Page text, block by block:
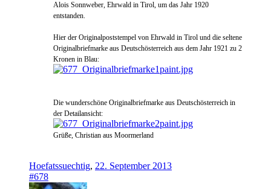
Alois Sonnweber, Ehrwald in Tirol, um das Jahr 1920
entstanden.
Hier der Originalpoststempel von Ehrwald in Tirol und die seltene
Originalbriefmarke aus Deutschösterreich aus dem Jahr 1921 zu 2
Kronen in Blau:
Die wunderschöne Originalbriefmarke aus Deutschösterreich in
der Detailansicht:
Grüße, Christian aus Moormerland
Hoefatssuechtig, 22. September 2013
#678